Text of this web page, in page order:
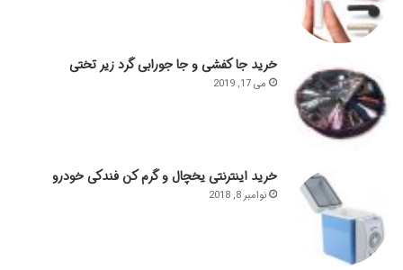
خرید جا کفشی و جا جورابی گرد زیر تختی
می 17, 2019
خرید اینترنتی یخچال و گرم کن فندکی خودرو
نوامبر 8, 2018